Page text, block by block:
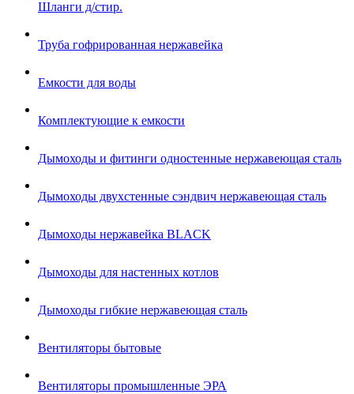
Шланги д/стир.
Труба гофрированная нержавейка
Емкости для воды
Комплектующие к емкости
Дымоходы и фитинги одностенные нержавеющая сталь
Дымоходы двухстенные сэндвич нержавеющая сталь
Дымоходы нержавейка BLACK
Дымоходы для настенных котлов
Дымоходы гибкие нержавеющая сталь
Вентиляторы бытовые
Вентиляторы промышленные ЭРА